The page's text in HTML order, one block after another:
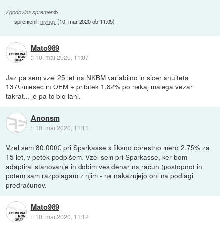
Zgodovina sprememb…
spremenil:njyngs (10. mar 2020 ob 11:05)
Mato989
:: 10. mar 2020, 11:07
Jaz pa sem vzel 25 let na NKBM variabilno in sicer anuiteta
137€/mesec in OEM + pribitek 1,82% po nekaj malega vezah
takrat... je pa to blo lani.
Anonsm
:: 10. mar 2020, 11:11
Vzel sem 80.000€ pri Sparkasse s fiksno obrestno mero 2.75% za
15 let, v petek podpišem. Vzel sem pri Sparkasse, ker bom
adaptiral stanovanje in dobim ves denar na račun (postopno) in
potem sam razpolagam z njim - ne nakazujejo oni na podlagi
predračunov.
Mato989
:: 10. mar 2020, 11:12